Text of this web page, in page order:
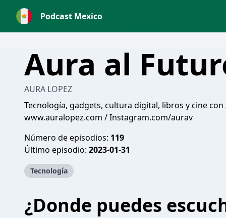
Podcast Mexico
Aura al
AURA LOPEZ
Tecnología, gadgets, cultura digital, libros y cine con
www.auralopez.com / Instagram.com/aurav
Número de episodios: 119
Último episodio: 2023-01-31
Tecnología
¿Donde puedes